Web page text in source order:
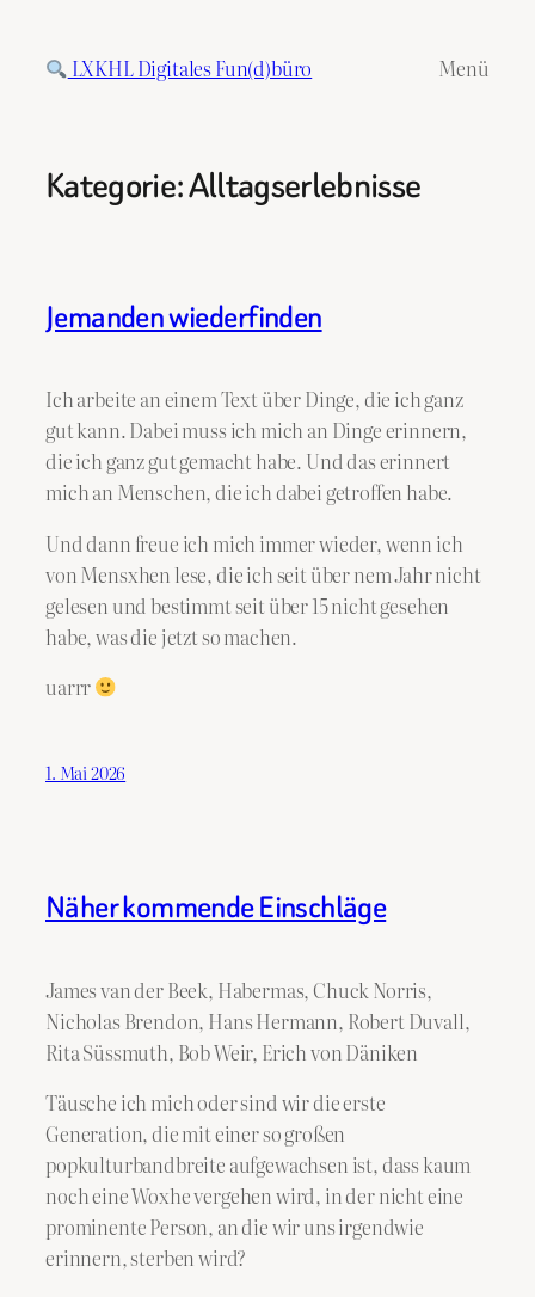
Inhalt
springen
LXKHL Digitales Fun(d)büro Menü
Kategorie:Alltagserlebnisse
Jemanden wiederfinden
Ich arbeite an einem Text über Dinge, die ich ganz
gut kann. Dabei muss ich mich an Dinge erinnern,
die ich ganz gut gemacht habe. Und das erinnert
mich an Menschen, die ich dabei getroffen habe.
Und dann freue ich mich immer wieder, wenn ich
von Mensxhen lese, die ich seit über nem Jahr nicht
gelesen und bestimmt seit über 15 nicht gesehen
habe, was die jetzt so machen.
uarrr
1. Mai 2026
Näher kommende Einschläge
James van der Beek, Habermas, Chuck Norris,
Nicholas Brendon, Hans Hermann, Robert Duvall,
Rita Süssmuth, Bob Weir, Erich von Däniken
Täusche ich mich oder sind wir die erste
Generation, die mit einer so großen
popkulturbandbreite aufgewachsen ist, dass kaum
noch eine Woxhe vergehen wird, in der nicht eine
prominente Person, an die wir uns irgendwie
erinnern, sterben wird?